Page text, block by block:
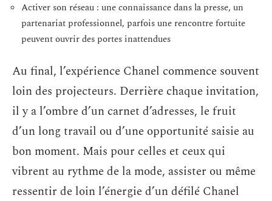
Activer son réseau : une connaissance dans la presse, un
partenariat professionnel, parfois une rencontre fortuite
peuvent ouvrir des portes inattendues
Au final, l’expérience Chanel commence souvent
loin des projecteurs. Derrière chaque invitation,
il y a l’ombre d’un carnet d’adresses, le fruit
d’un long travail ou d’une opportunité saisie au
bon moment. Mais pour celles et ceux qui
vibrent au rythme de la mode, assister ou même
ressentir de loin l’énergie d’un défilé Chanel